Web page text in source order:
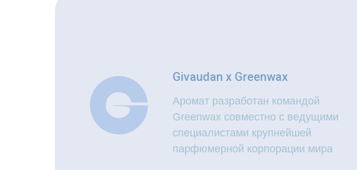
Givaudan x Greenwax
Аромат разработан командой
Greenwax совместно с ведущими
специалистами крупнейшей
парфюмерной корпорации мира